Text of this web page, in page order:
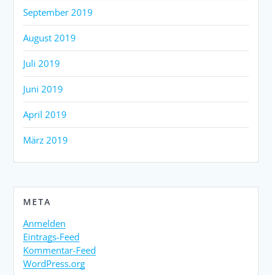
September 2019
August 2019
Juli 2019
Juni 2019
April 2019
März 2019
META
Anmelden
Eintrags-Feed
Kommentar-Feed
WordPress.org